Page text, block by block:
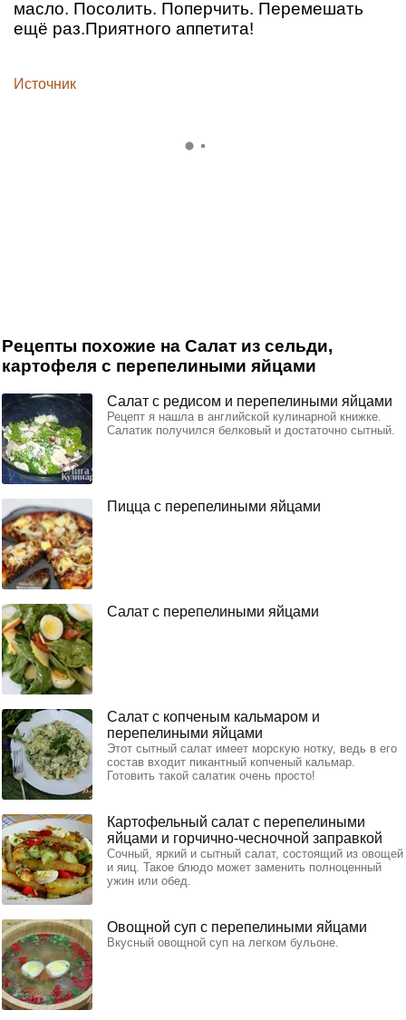
масло. Посолить. Поперчить. Перемешать
ещё раз.Приятного аппетита!
Источник
Рецепты похожие на Салат из сельди,
картофеля с перепелиными яйцами
Салат с редисом и перепелиными яйцами
Рецепт я нашла в английской кулинарной книжке.
Салатик получился белковый и достаточно сытный.
Пицца с перепелиными яйцами
Салат с перепелиными яйцами
Салат с копченым кальмаром и
перепелиными яйцами
Этот сытный салат имеет морскую нотку, ведь в его
состав входит пикантный копченый кальмар.
Готовить такой салатик очень просто!
Картофельный салат с перепелиными
яйцами и горчично-чесночной заправкой
Сочный, яркий и сытный салат, состоящий из овощей
и яиц. Такое блюдо может заменить полноценный
ужин или обед.
Овощной суп с перепелиными яйцами
Вкусный овощной суп на легком бульоне.